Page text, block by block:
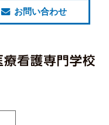
お問い合わせ